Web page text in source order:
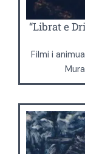
“Librat e
Filmi i